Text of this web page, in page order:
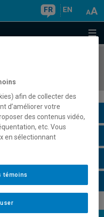
FR EN
afin de collecter des
d’améliorer votre
des contenus vidéo,
etc. Vous
en sélectionnant
témoins